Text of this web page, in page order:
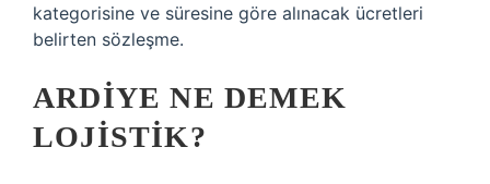
kategorisine ve süresine göre alınacak ücretleri
belirten sözleşme.
ARDIYE NE DEMEK
LOJISTIK?